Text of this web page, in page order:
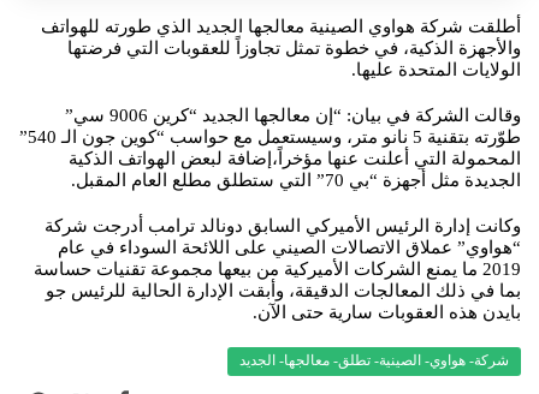
أطلقت شركة هواوي الصينية معالجها الجديد الذي طورته للهواتف
والأجهزة الذكية، في خطوة تمثل تجاوزاً للعقوبات التي فرضتها
الولايات المتحدة عليها.
وقالت الشركة في بيان: “إن معالجها الجديد “كرين 9006 سي”
طوّرته بتقنية 5 نانو متر، وسيستعمل مع حواسب “كوين جون الـ 540”
المحمولة التي أعلنت عنها مؤخراً،إضافة لبعض الهواتف الذكية
الجديدة مثل أجهزة “بي 70” التي ستطلق مطلع العام المقبل.
وكانت إدارة الرئيس الأميركي السابق دونالد ترامب أدرجت شركة
“هواوي” عملاق الاتصالات الصيني على اللائحة السوداء في عام
2019 ما يمنع الشركات الأميركية من بيعها مجموعة تقنيات حساسة
بما في ذلك المعالجات الدقيقة، وأبقت الإدارة الحالية للرئيس جو
بايدن هذه العقوبات سارية حتى الآن.
شركة- هواوي- الصينية- تطلق- معالجها- الجديد